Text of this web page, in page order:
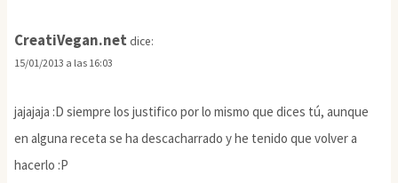
CreatiVegan.net dice:
15/01/2013 a las 16:03
jajajaja :D siempre los justifico por lo mismo que dices tú, aunque
en alguna receta se ha descacharrado y he tenido que volver a
hacerlo :P